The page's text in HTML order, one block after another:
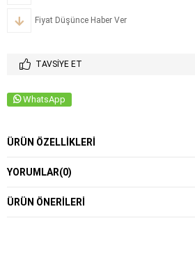
Fiyat Düşünce Haber Ver
TAVSIYE ET
WhatsApp
ÜRÜN ÖZELLIKLERI
YORUMLAR(0)
ÜRÜN ÖNERILERI